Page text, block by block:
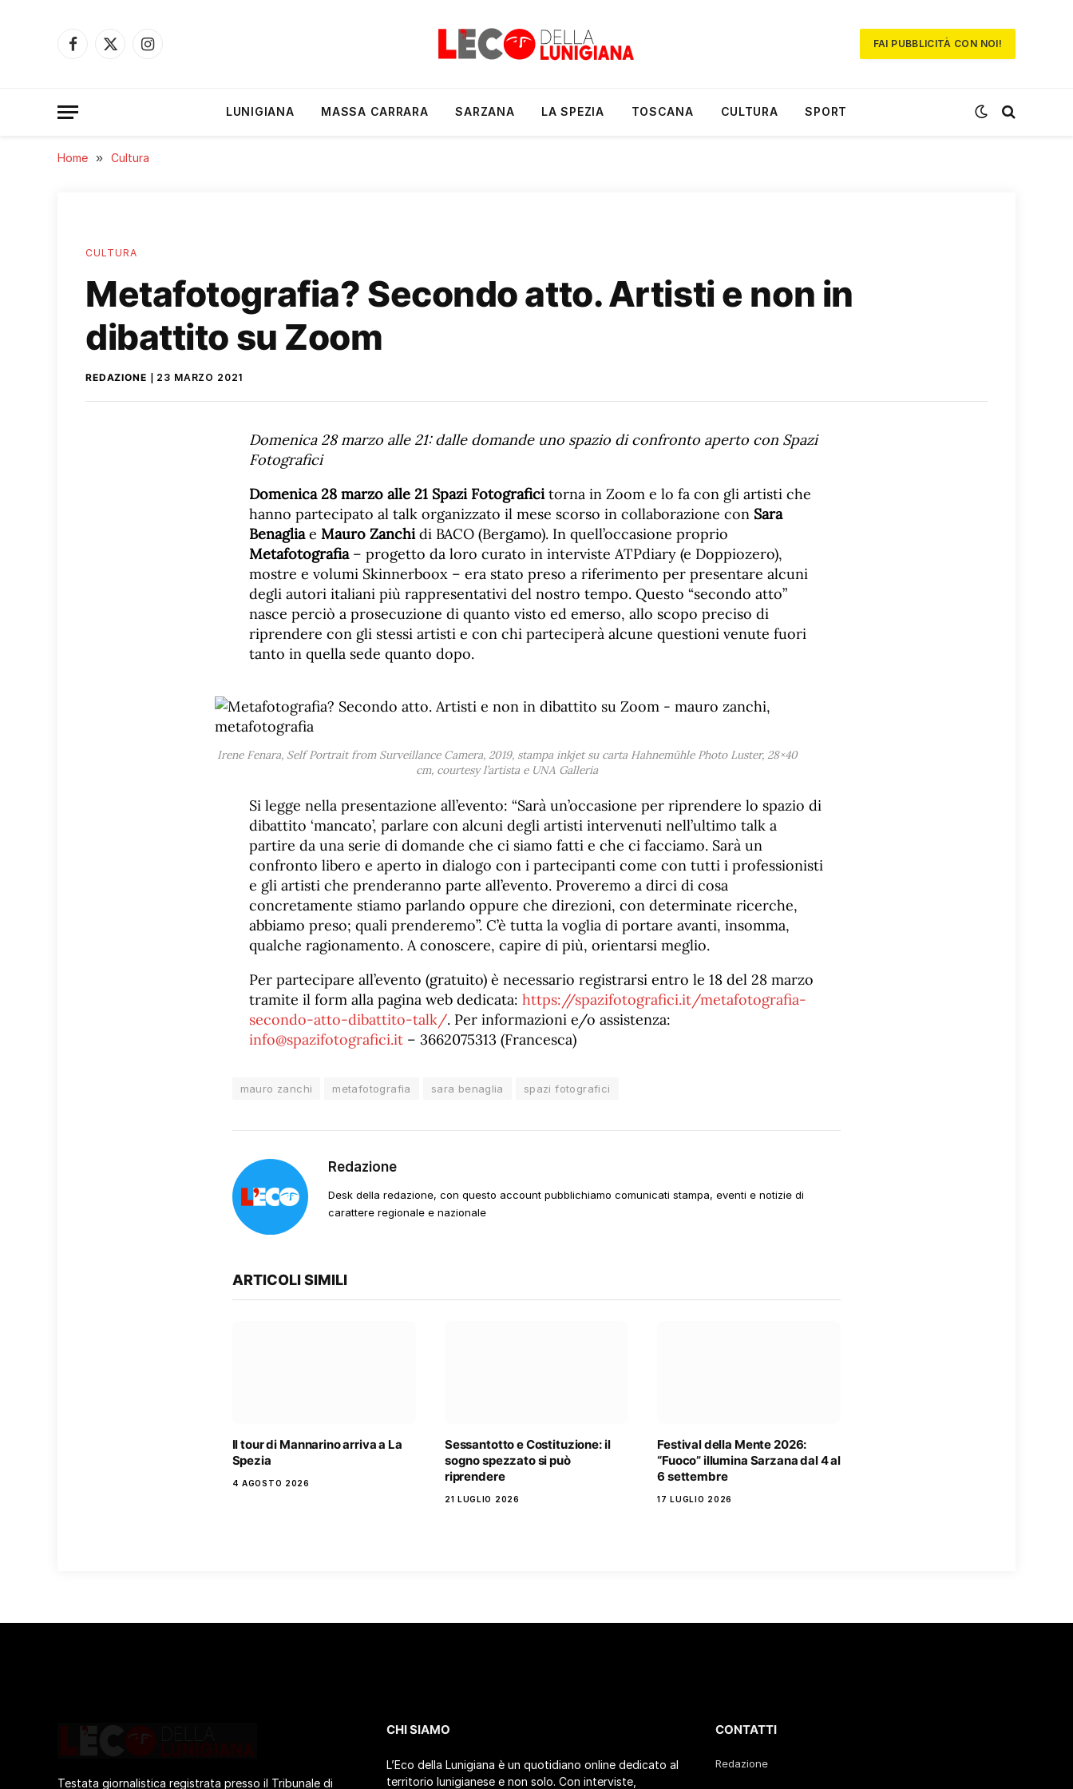
Facebook
X
Instagram
FAI PUBBLICITÀ CON NOI!
LUNIGIANA MASSA CARRARA SARZANA LA SPEZIA TOSCANA CULTURA SPORT
Home » Cultura
CULTURA
Metafotografia? Secondo atto. Artisti e non in
dibattito su Zoom
REDAZIONE 23 MARZO 2021
Domenica 28 marzo alle 21: dalle domande uno spazio di confronto aperto con Spazi
Fotografici
Domenica 28 marzo alle 21 Spazi Fotograficitorna in Zoom e lo fa con gli artisti che
hanno partecipato al talk organizzato il mese scorso in collaborazione con Sara
Benagliae Mauro Zanchidi BACO (Bergamo). In quell’occasione proprio
Metafotografia – progetto da loro curato in interviste ATPdiary (e Doppiozero),
mostre e volumi Skinnerboox – era stato preso a riferimento per presentare alcuni
degli autori italiani più rappresentativi del nostro tempo. Questo “secondo atto”
nasce perciò a prosecuzione di quanto visto ed emerso, allo scopo preciso di
riprendere con gli stessi artisti e con chi parteciperà alcune questioni venute fuori
tanto in quella sede quanto dopo.
Irene Fenara, Self Portrait from Surveillance Camera, 2019, stampa inkjet su carta Hahnemühle Photo Luster, 28×40
cm, courtesy l’artista e UNA Galleria
Si legge nella presentazione all’evento: “Sarà un’occasione per riprendere lo spazio di
dibattito ‘mancato’, parlare con alcuni degli artisti intervenuti nell’ultimo talk a
partire da una serie di domande che ci siamo fatti e che ci facciamo. Sarà un
confronto libero e aperto in dialogo con i partecipanti come con tutti i professionisti
e gli artisti che prenderanno parte all’evento. Proveremo a dirci di cosa
concretamente stiamo parlando oppure che direzioni, con determinate ricerche,
abbiamo preso; quali prenderemo”. C’è tutta la voglia di portare avanti, insomma,
qualche ragionamento. A conoscere, capire di più, orientarsi meglio.
Per partecipare all’evento (gratuito) è necessario registrarsi entro le 18 del 28 marzo
tramite il form alla pagina web dedicata: https://spazifotografici.it/metafotografia-
secondo-atto-dibattito-talk/. Per informazioni e/o assistenza:
info@spazifotografici.it – 3662075313 (Francesca)
mauro zanchi metafotografia sara benaglia spazi fotografici
Redazione
Desk della redazione, con questo account pubblichiamo comunicati stampa, eventi e notizie di
carattere regionale e nazionale
ARTICOLI SIMILI
Il tour di Mannarino arriva a La
Spezia
4 AGOSTO 2026
Sessantotto e Costituzione: il
sogno spezzato si può
riprendere
21 LUGLIO 2026
Festival della Mente 2026:
“Fuoco” illumina Sarzana dal 4 al
6 settembre
17 LUGLIO 2026
Testata giornalistica registrata presso il Tribunale di
CHI SIAMO
L’Eco della Lunigiana è un quotidiano online dedicato al
territorio lunigianese e non solo. Con interviste,
CONTATTI
Redazione